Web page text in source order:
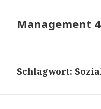
Management
Schlagwort: